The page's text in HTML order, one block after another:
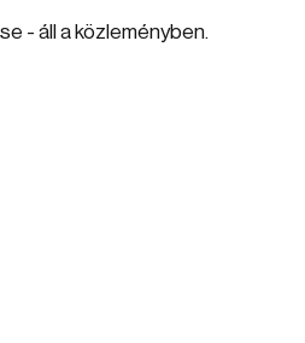
- áll a közleményben.